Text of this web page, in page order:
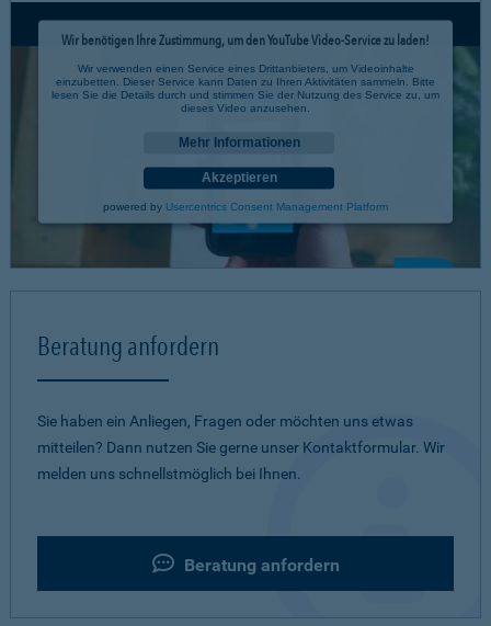
Wir benötigen Ihre Zustimmung, um den YouTube Video-Service zu laden!
Wir verwenden einen Service eines Drittanbieters, um Videoinhalte
einzubetten. Dieser Service kann Daten zu Ihren Aktivitäten sammeln. Bitte
lesen Sie die Details durch und stimmen Sie der Nutzung des Service zu, um
dieses Video anzusehen.
Mehr Informationen
Akzeptieren
powered by Usercentrics Consent Management Platform
Beratung anfordern
Sie haben ein Anliegen, Fragen oder möchten uns etwas
mitteilen? Dann nutzen Sie gerne unser Kontaktformular. Wir
melden uns schnellstmöglich bei Ihnen.
Beratung anfordern